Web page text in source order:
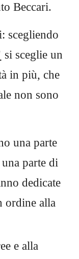
Beccari.
scegliendo
si sceglie un
in più, che
non sono
una parte
parte di
dedicate
ordine alla
e alla